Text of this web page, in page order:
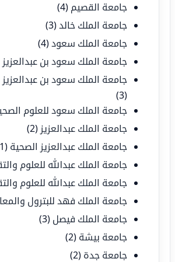
جامعة القصيم (4)
جامعة الملك خالد(3)
جامعة الملك سعود(4)
جامعة الملك سعود بن عبدالعزيز
جامعة الملك سعود بن عبدالعزيز
(3)
جامعة الملك سعود للعلوم
جامعة الملك عبدالعزيز (2)
جامعة الملك عبدالعزيز الصحية (1)
جامعة الملك عبدالله للعلوم
جامعة الملك عبدالله للعلوم
جامعة الملك فهد للبترول
جامعة الملك فيصل (3)
جامعة بيشة (2)
جامعة جدة (2)